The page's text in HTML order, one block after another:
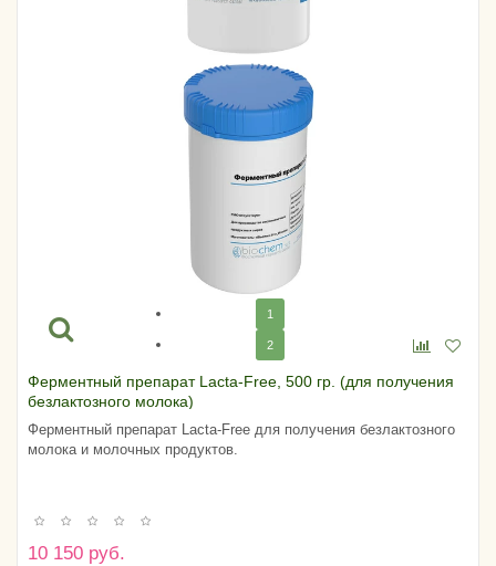
1
2
Ферментный препарат Lacta-Free, 500 гр. (для получения
безлактозного молока)
Ферментный препарат Lacta-Free для получения безлактозного
молока и молочных продуктов.
10 150 руб.